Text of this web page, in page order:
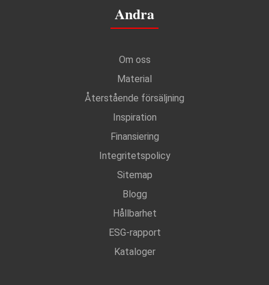
Andra
Om oss
Material
Återstående försäljning
Inspiration
Finansiering
Integritetspolicy
Sitemap
Blogg
Hållbarhet
ESG-rapport
Kataloger